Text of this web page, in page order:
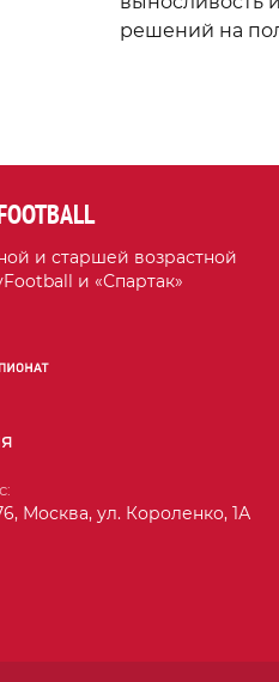
решений на
и старшей возрастной
и «Спартак»
Москва, ул. Короленко, 1А